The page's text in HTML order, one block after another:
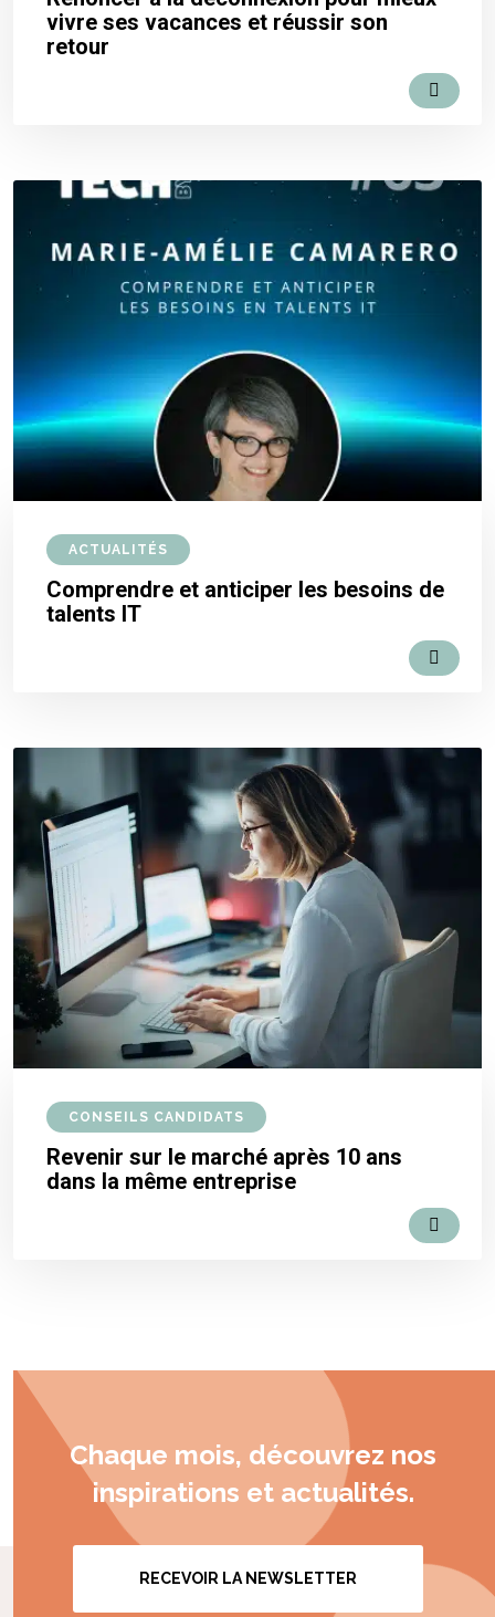
vivre ses vacances et réussir son
retour
ACTUALITÉS
Comprendre et anticiper les besoins de
talents IT
CONSEILS CANDIDATS
Revenir sur le marché après 10 ans
dans la même entreprise
Chaque mois, découvrez nos
inspirations et actualités.
RECEVOIR LA NEWSLETTER